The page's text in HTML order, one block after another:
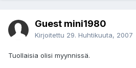
Guest mini1980
Kirjoitettu 29. Huhtikuuta, 2007
Tuollaisia olisi myynnissä.